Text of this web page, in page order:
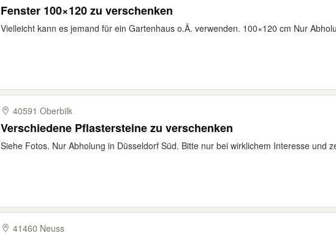
Fenster 100×120 zu verschenken
Vielleicht kann es jemand für ein Gartenhaus o.Ä. verwenden. 100×120 cm Nur
40591 Oberbilk
Verschiedene Pflastersteine zu verschenken
Siehe Fotos. Nur Abholung in Düsseldorf Süd. Bitte nur bei wirklichem Interesse und
41460 Neuss